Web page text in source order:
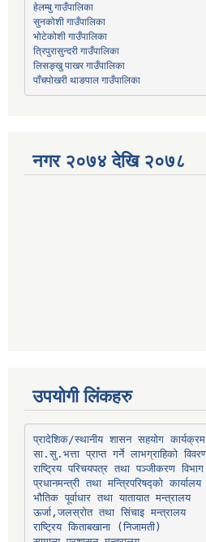
हेलम्बु गाउँपालिका
सुनकोशी गाउँपालिका
भोटेकोशी गाउँपालिका
त्रिपुरासुन्दरी गाउँपालिका
लिसङ्खु पाखर गाउँपालिका
पाँचपोखरी थाङपाल गाउँपालिका
नगर २०७४ देखि २०७८
उपयोगी लिंकहरु
प्रादेशिक/स्थानीय शासन सहयोग कार्यक्रम
राष्ट्रिय परिचयपत्र तथा पञ्‍जीकरण विभाग
प्रधानमन्त्री तथा मन्त्रिपरिषद्को कार्यालय
भौतिक पूर्वाधार तथा यातायात मन्त्रालय
ऊर्जा,जलस्रोत तथा सिंचाइ मन्त्रालय